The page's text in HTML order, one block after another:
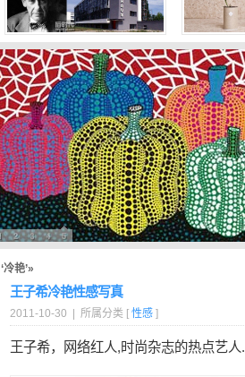
‘冷艳’»
王子希冷艳性感写真
2011-10-30 | 所属分类 [ 性感 ]
王子希，网络红人,时尚杂志的热点艺人.